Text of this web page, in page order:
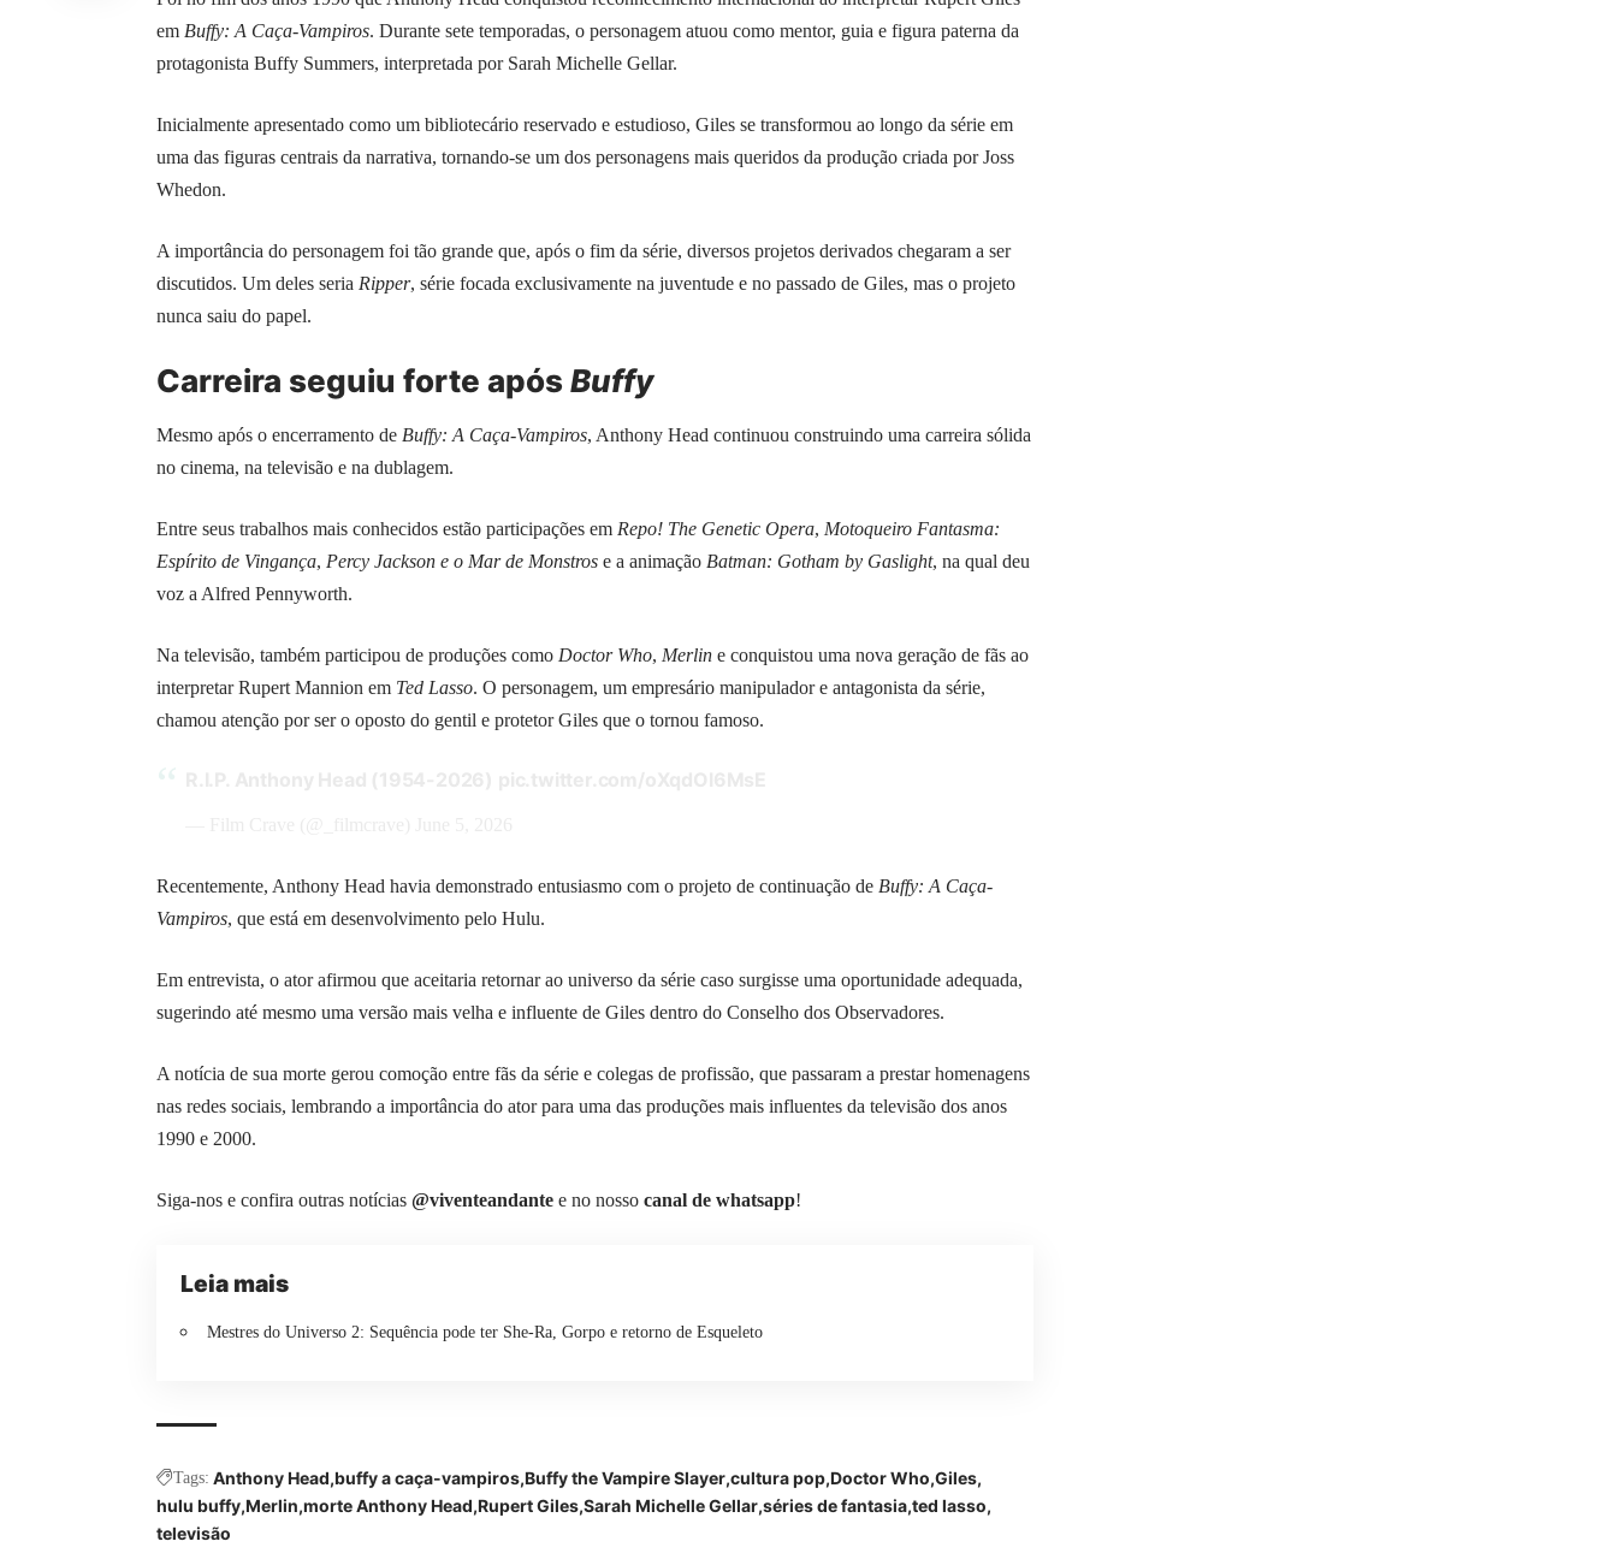
em Buffy: A Caça-Vampiros. Durante sete temporadas, o personagem atuou como mentor, guia e figura paterna da
protagonista Buffy Summers, interpretada por Sarah Michelle Gellar.
Inicialmente apresentado como um bibliotecário reservado e estudioso, Giles se transformou ao longo da série em
uma das figuras centrais da narrativa, tornando-se um dos personagens mais queridos da produção criada por Joss
Whedon.
A importância do personagem foi tão grande que, após o fim da série, diversos projetos derivados chegaram a ser
discutidos. Um deles seria Ripper, série focada exclusivamente na juventude e no passado de Giles, mas o projeto
nunca saiu do papel.
Carreira seguiu forte após Buffy
Mesmo após o encerramento de Buffy: A Caça-Vampiros, Anthony Head continuou construindo uma carreira sólida
no cinema, na televisão e na dublagem.
Entre seus trabalhos mais conhecidos estão participações em Repo! The Genetic Opera, Motoqueiro Fantasma:
Espírito de Vingança, Percy Jackson e o Mar de Monstros e a animação Batman: Gotham by Gaslight, na qual deu
voz a Alfred Pennyworth.
Na televisão, também participou de produções como Doctor Who, Merlin e conquistou uma nova geração de fãs ao
interpretar Rupert Mannion em Ted Lasso. O personagem, um empresário manipulador e antagonista da série,
chamou atenção por ser o oposto do gentil e protetor Giles que o tornou famoso.
Recentemente, Anthony Head havia demonstrado entusiasmo com o projeto de continuação de Buffy: A Caça-
Vampiros, que está em desenvolvimento pelo Hulu.
Em entrevista, o ator afirmou que aceitaria retornar ao universo da série caso surgisse uma oportunidade adequada,
sugerindo até mesmo uma versão mais velha e influente de Giles dentro do Conselho dos Observadores.
A notícia de sua morte gerou comoção entre fãs da série e colegas de profissão, que passaram a prestar homenagens
nas redes sociais, lembrando a importância do ator para uma das produções mais influentes da televisão dos anos
1990 e 2000.
Siga-nos e confira outras notícias @viventeandante e no nosso canal de whatsapp!
Leia mais
Mestres do Universo 2: Sequência pode ter She-Ra, Gorpo e retorno de Esqueleto
Tags: Anthony Head buffy a caça-vampiros Buffy the Vampire Slayer cultura pop Doctor Who Giles
hulu buffy Merlin morte Anthony Head Rupert Giles Sarah Michelle Gellar séries de fantasia ted lasso
televisão